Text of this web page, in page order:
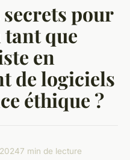
pour
que
en
de logiciels
éthique ?
7 min de lecture